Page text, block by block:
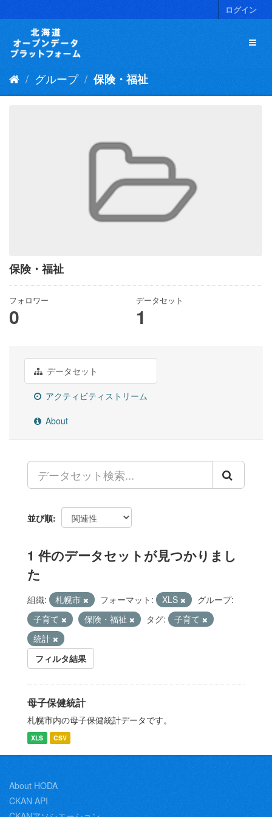
キ
ログイン
グループ 保険・福祉
保険・福祉
フォロワー
0
データセット
1
データセット
アクティビティストリーム
About
並び順
1 件のデータセットが見つかりまし
た
組織: 札幌市 フォーマット: XLS
グループ:
子育て
保険・福祉 タグ:
子育て
統計
フィルタ結果
母子保健統計
札幌市内の母子保健統計データです。
XLS CSV
About HODA
CKAN API